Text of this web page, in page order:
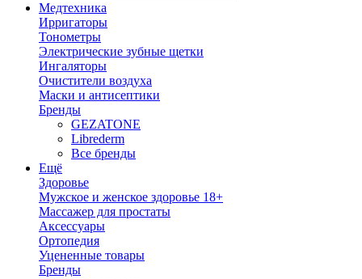
Медтехника
Ирригаторы
Тонометры
Электрические зубные щетки
Ингаляторы
Очистители воздуха
Маски и антисептики
Бренды
GEZATONE
Librederm
Все бренды
Ещё
Здоровье
Мужское и женское здоровье 18+
Массажер для простаты
Аксессуары
Ортопедия
Уцененные товары
Бренды